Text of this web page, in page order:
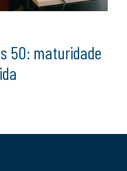
50: maturidade